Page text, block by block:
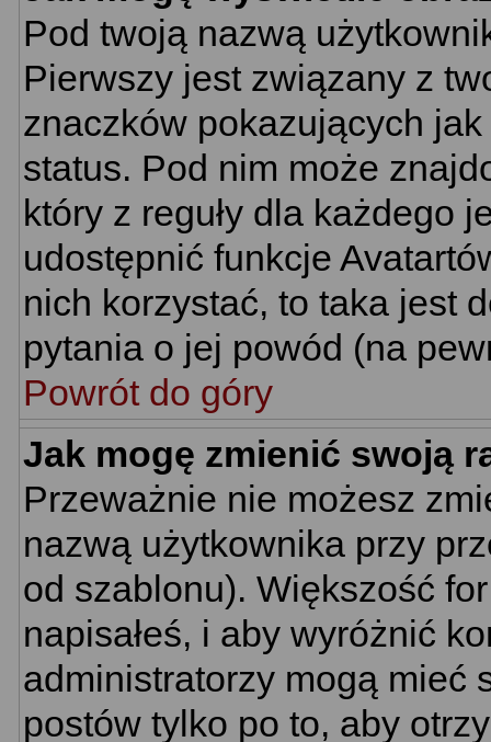
Pod twoją nazwą
Pierwszy jest związany z
znaczków pokazujących
status. Pod nim może
który z reguły dla każdego
udostępnić funkcje
nich korzystać, to taka jest
pytania o jej powód (na
Powrót do góry
Jak mogę zmienić swoją
Przeważnie nie możesz
nazwą użytkownika przy
od szablonu). Większość
napisałeś, i aby wyróżnić
administratorzy mogą mieć
postów tylko po to, aby